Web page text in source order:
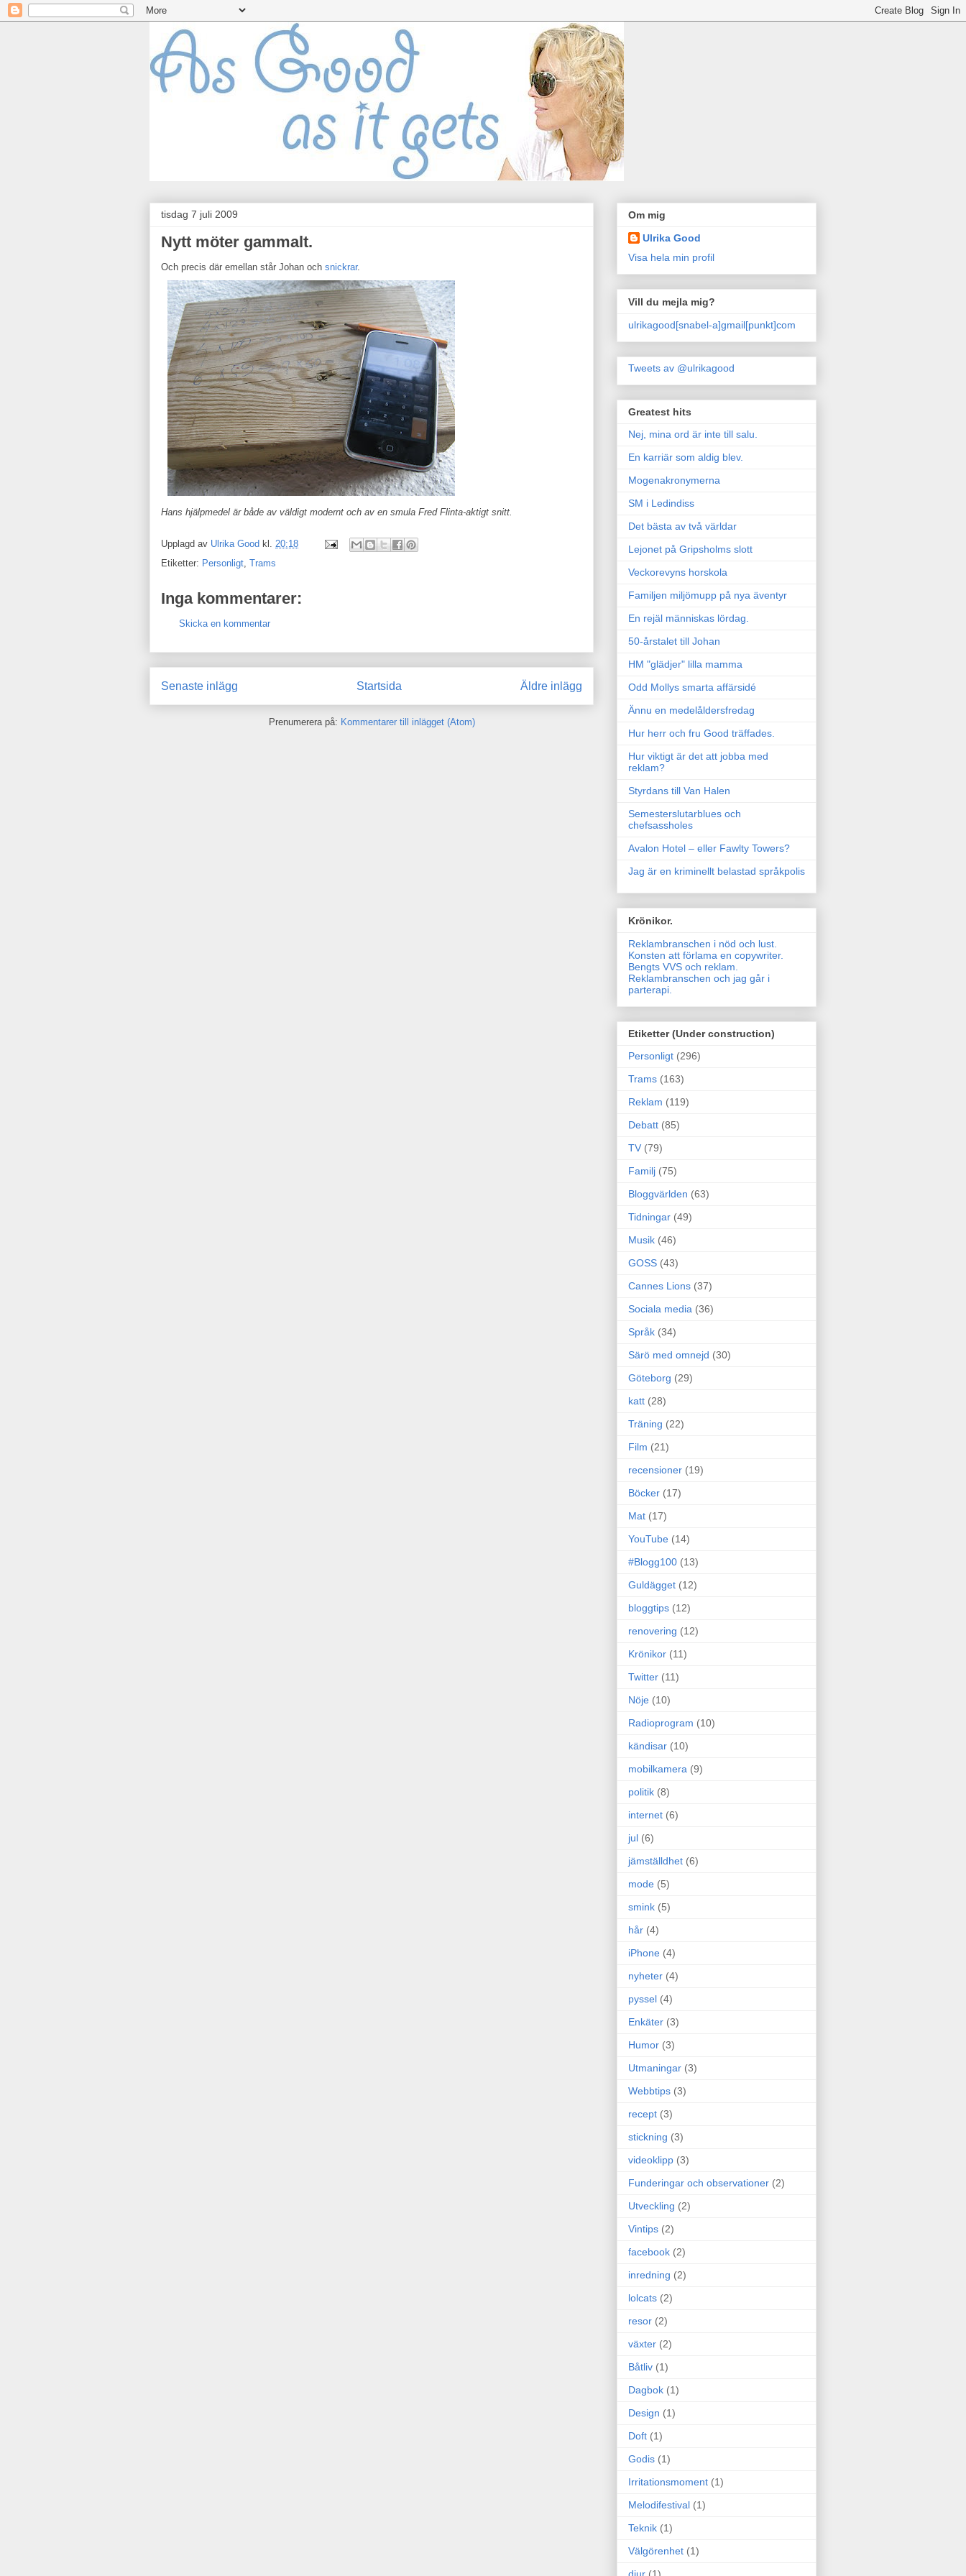
tisdag 7 juli 2009
Nytt möter gammalt.
Och precis där emellan står Johan och snickrar.
Hans hjälpmedel är både av väldigt modernt och av en smula Fred Flinta-aktigt snitt.
Upplagd av Ulrika Good kl. 20:18
Etiketter: Personligt, Trams
Inga kommentarer:
Skicka en kommentar
Senaste inlägg Äldre inlägg
Startsida
Prenumerera på: Kommentarer till inlägget (Atom)
Om mig
Ulrika Good
Visa hela min profil
Vill du mejla mig?
ulrikagood[snabel-a]gmail[punkt]com
Tweets av @ulrikagood
Greatest hits
Nej, mina ord är inte till salu.
En karriär som aldig blev.
Mogenakronymerna
SM i Ledindiss
Det bästa av två världar
Lejonet på Gripsholms slott
Veckorevyns horskola
Familjen miljömupp på nya äventyr
En rejäl människas lördag.
50-årstalet till Johan
HM "glädjer" lilla mamma
Odd Mollys smarta affärsidé
Ännu en medelåldersfredag
Hur herr och fru Good träffades.
Hur viktigt är det att jobba med
reklam?
Styrdans till Van Halen
Semesterslutarblues och
chefsassholes
Avalon Hotel – eller Fawlty Towers?
Jag är en kriminellt belastad språkpolis
Krönikor.
Reklambranschen i nöd och lust.
Konsten att förlama en copywriter.
Bengts VVS och reklam.
Reklambranschen och jag går i
parterapi.
Etiketter (Under construction)
Personligt (296)
Trams (163)
Reklam (119)
Debatt (85)
TV (79)
Familj (75)
Bloggvärlden (63)
Tidningar (49)
Musik (46)
GOSS (43)
Cannes Lions (37)
Sociala media (36)
Språk (34)
Särö med omnejd (30)
Göteborg (29)
katt (28)
Träning (22)
Film (21)
recensioner (19)
Böcker (17)
Mat (17)
YouTube (14)
#Blogg100 (13)
Guldägget (12)
bloggtips (12)
renovering (12)
Krönikor (11)
Twitter (11)
Nöje (10)
Radioprogram (10)
kändisar (10)
mobilkamera (9)
politik (8)
internet (6)
jul (6)
jämställdhet (6)
mode (5)
smink (5)
hår (4)
iPhone (4)
nyheter (4)
pyssel (4)
Enkäter (3)
Humor (3)
Utmaningar (3)
Webbtips (3)
recept (3)
stickning (3)
videoklipp (3)
Funderingar och observationer (2)
Utveckling (2)
Vintips (2)
facebook (2)
inredning (2)
lolcats (2)
resor (2)
växter (2)
Båtliv (1)
Dagbok (1)
Design (1)
Doft (1)
Godis (1)
Irritationsmoment (1)
Melodifestival (1)
Teknik (1)
Välgörenhet (1)